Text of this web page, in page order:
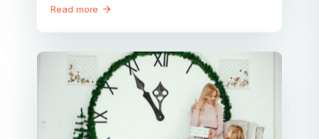
Read more